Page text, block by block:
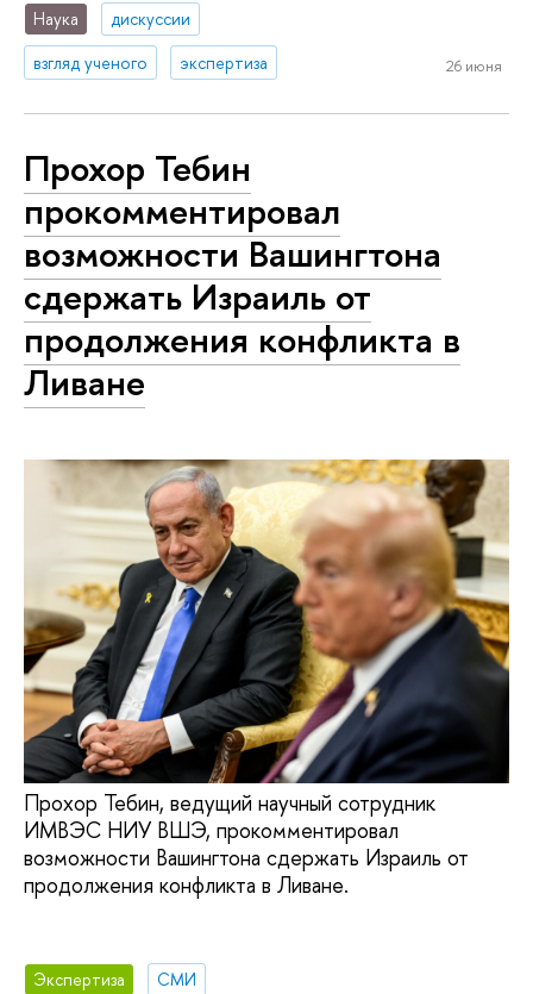
Наука
дискуссии
взгляд ученого
экспертиза 26 июня
Прохор Тебин
прокомментировал
возможности Вашингтона
сдержать Израиль от
продолжения конфликта в
Ливане
Прохор Тебин, ведущий научный сотрудник
ИМВЭС НИУ ВШЭ, прокомментировал
возможности Вашингтона сдержать Израиль от
продолжения конфликта в Ливане.
Экспертиза
СМИ